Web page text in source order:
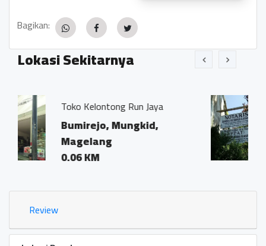
Bagikan:
Lokasi Sekitarnya
Jaya Kantor Notaris dan
Ivo Marius, SH"
Bumirejo, Mungkid,
Review